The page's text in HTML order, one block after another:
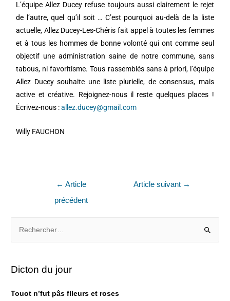
L’équipe Allez Ducey refuse toujours aussi clairement le rejet
de l’autre, quel qu’il soit … C’est pourquoi au-delà de la liste
actuelle, Allez Ducey-Les-Chéris fait appel à toutes les femmes
et à tous les hommes de bonne volonté qui ont comme seul
objectif une administration saine de notre commune, sans
tabous, ni favoritisme. Tous rassemblés sans à priori, l’équipe
Allez Ducey souhaite une liste plurielle, de consensus, mais
active et créative. Rejoignez-nous il reste quelques places !
Écrivez-nous :allez.ducey@gmail.com
Willy FAUCHON
← Article
précédent
Article suivant →
Dicton du jour
Touot n’fut pâs flleurs et roses